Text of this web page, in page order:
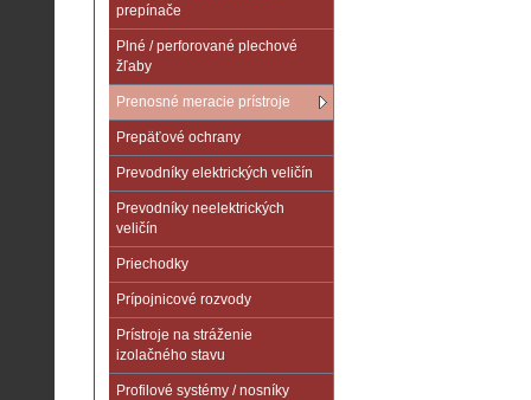
prepínače
Plné / perforované plechové
žľaby
Prenosné meracie prístroje
Prepäťové ochrany
Prevodníky elektrických veličín
Prevodníky neelektrických
veličín
Priechodky
Prípojnicové rozvody
Prístroje na stráženie
izolačného stavu
Profilové systémy / nosníky